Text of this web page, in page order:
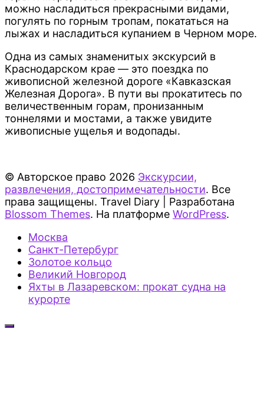
можно насладиться прекрасными видами,
погулять по горным тропам, покататься на
лыжах и насладиться купанием в Черном море.
Одна из самых знаменитых экскурсий в
Краснодарском крае — это поездка по
живописной железной дороге «Кавказская
Железная Дорога». В пути вы прокатитесь по
величественным горам, пронизанным
тоннелями и мостами, а также увидите
живописные ущелья и водопады.
© Авторское право 2026 Экскурсии,
развлечения, достопримечательности. Все
права защищены. Travel Diary | Разработана
Blossom Themes. На платформе WordPress.
Москва
Санкт-Петербург
Золотое кольцо
Великий Новгород
Яхты в Лазаревском: прокат судна на
курорте